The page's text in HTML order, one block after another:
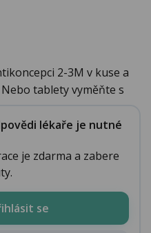
2-3M v kuse a
tablety vyměňte s
lékaře je nutné
je zdarma a zabere
se